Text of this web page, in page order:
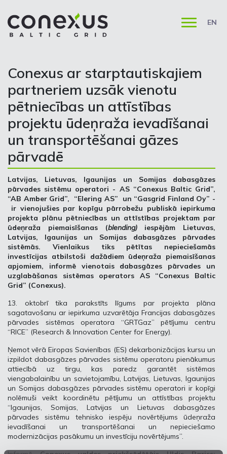
EN
Conexus ar starptautiskajiem
partneriem uzsāk vienotu
pētniecības un attīstības
projektu ūdeņraža ievadīšanai
un transportēšanai gāzes
pārvadē
Latvijas, Lietuvas, Igaunijas un Somijas dabasgāzes
pārvades sistēmu operatori - AS “Conexus Baltic Grid”,
“AB Amber Grid”, “Elering AS” un “Gasgrid Finland Oy” -
ir vienojušies par kopīgu pārrobežu publiskā iepirkuma
projekta plānu pētniecības un attīstības projektam par
ūdeņraža piemaisīšanas (blending)iespējām Lietuvas,
Latvijas, Igaunijas un Somijas dabasgāzes pārvades
sistēmās. Vienlaikus tiks pētītas nepieciešamās
investīcijas atbilstoši dažādiem ūdeņraža piemaisīšanas
apjomiem, informē vienotais dabasgāzes pārvades un
uzglabāšanas sistēmas operators AS “Conexus Baltic
Grid” (Conexus).
13. oktobrī tika parakstīts līgums par projekta plāna
sagatavošanu ar iepirkuma uzvarētāja Francijas dabasgāzes
pārvades sistēmas operatora “GRTGaz” pētījumu centru
“RICE” (Research & Innovation Center for Energy).
Ņemot vērā Eiropas Savienības (ES) dekarbonizācijas kursu un
izpildot dabasgāzes pārvades sistēmu operatoru pienākumus
attiecībā uz tirgu, kas paredz garantēt sistēmas
viengabalainību un savietojamību, Latvijas, Lietuvas, Igaunijas
un Somijas dabasgāzes pārvades sistēmu operatori ir kopīgi
nolēmuši veikt koordinētu pētījumu un attīstības projektu
“Igaunijas, Somijas, Latvijas un Lietuvas dabasgāzes
pārvades sistēmu tehnisko iespēju novērtējums ūdeņraža
ievadīšanai un transportēšanai un nepieciešamo
modernizācijas pasākumu un investīciju novērtējums”.